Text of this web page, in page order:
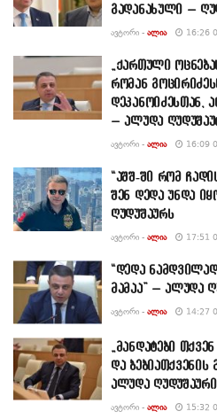
გადანახული –
ᲐᲕᲢᲝᲠᲘ - ᲐᲚᲘᲐ 16:26
„ქართული
რომან
დეკანოიძესთან,
– ალუდა
ᲐᲕᲢᲝᲠᲘ - ᲐᲚᲘᲐ 16:09
“აშშ-ში რომ
შენ დედა უნდა
ღუდუშაურს
ᲐᲕᲢᲝᲠᲘ - ᲐᲚᲘᲐ 17:51
“დედა
მამაა” – ალუდა
ᲐᲕᲢᲝᲠᲘ - ᲐᲚᲘᲐ 14:27
„მანდატები
და
ალუდა
ᲐᲕᲢᲝᲠᲘ - ᲐᲚᲘᲐ 15:32